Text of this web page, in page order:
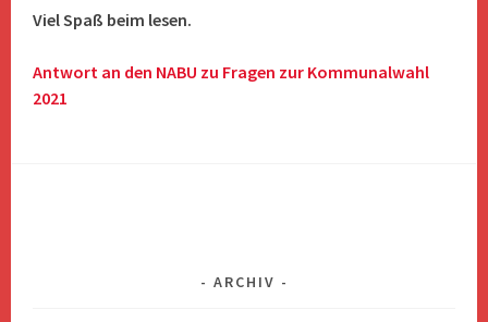
Viel Spaß beim lesen.
Antwort an den NABU zu Fragen zur Kommunalwahl
2021
ARCHIV